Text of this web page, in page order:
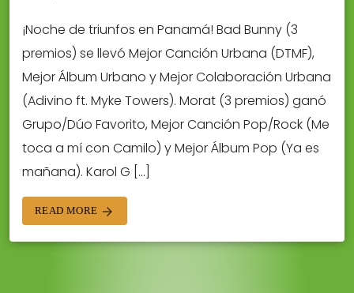
¡Noche de triunfos en Panamá! Bad Bunny (3
premios) se llevó Mejor Canción Urbana (DTMF),
Mejor Álbum Urbano y Mejor Colaboración Urbana
(Adivino ft. Myke Towers). Morat (3 premios) ganó
Grupo/Dúo Favorito, Mejor Canción Pop/Rock (Me
toca a mí con Camilo) y Mejor Álbum Pop (Ya es
mañana). Karol G […]
READ MORE arrow_forward